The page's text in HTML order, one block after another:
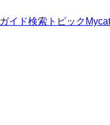
ガイド検索トピック